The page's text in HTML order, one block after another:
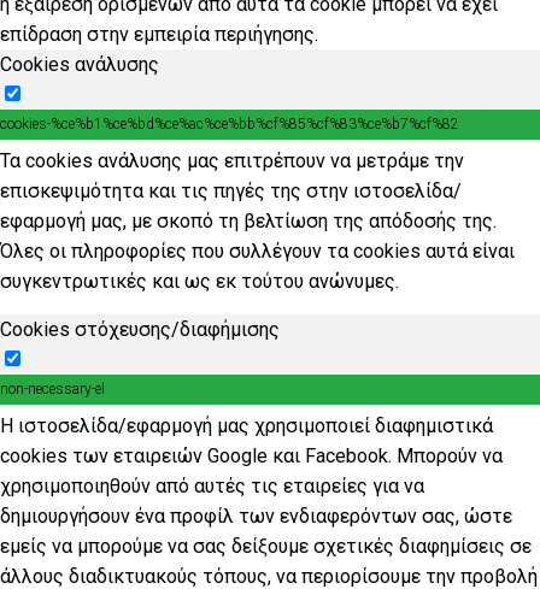
επίδραση στην εμπειρία περιήγησης.
Cookies ανάλυσης
cookies-%ce%b1%ce%bd%ce%ac%ce%bb%cf%85%cf%83%ce%b7%cf%82
Τα cookies ανάλυσης μας επιτρέπουν να μετράμε την
επισκεψιμότητα και τις πηγές της στην ιστοσελίδα/
εφαρμογή μας, με σκοπό τη βελτίωση της απόδοσής της.
Όλες οι πληροφορίες που συλλέγουν τα cookies αυτά είναι
συγκεντρωτικές και ως εκ τούτου ανώνυμες.
Cookies στόχευσης/διαφήμισης
non-necessary-el
Η ιστοσελίδα/εφαρμογή μας χρησιμοποιεί διαφημιστικά
cookies των εταιρειών Google και Facebook. Μπορούν να
χρησιμοποιηθούν από αυτές τις εταιρείες για να
δημιουργήσουν ένα προφίλ των ενδιαφερόντων σας, ώστε
εμείς να μπορούμε να σας δείξουμε σχετικές διαφημίσεις σε
άλλους διαδικτυακούς τόπους, να περιορίσουμε την προβολή